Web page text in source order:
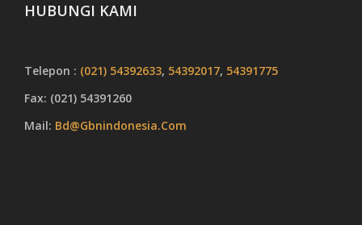
HUBUNGI KAMI
Telepon : (021) 54392633, 54392017, 54391775
Fax: (021) 54391260
Mail: Bd@gbnindonesia.com